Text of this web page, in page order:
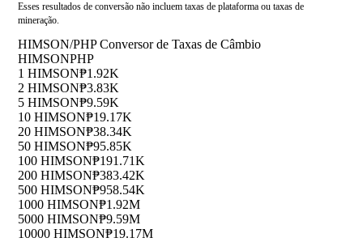
Esses resultados de conversão não incluem taxas de plataforma ou taxas de
mineração.
HIMSON/PHP Conversor de Taxas de Câmbio
HIMSONPHP
1 HIMSON₱1.92K
2 HIMSON₱3.83K
5 HIMSON₱9.59K
10 HIMSON₱19.17K
20 HIMSON₱38.34K
50 HIMSON₱95.85K
100 HIMSON₱191.71K
200 HIMSON₱383.42K
500 HIMSON₱958.54K
1000 HIMSON₱1.92M
5000 HIMSON₱9.59M
10000 HIMSON₱19.17M